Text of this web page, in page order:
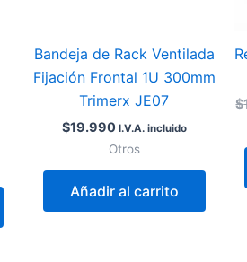
Bandeja de Rack Ventilada
Fijación Frontal 1U 300mm
Trimerx JE07
$19.990 I.V.A. incluido
Otros
Añadir al carrito
$